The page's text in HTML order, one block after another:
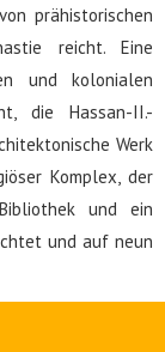
prähistorischen
reicht. Eine
und kolonialen
die Hassan-II.-
Werk
Komplex, der
und ein
und auf neun